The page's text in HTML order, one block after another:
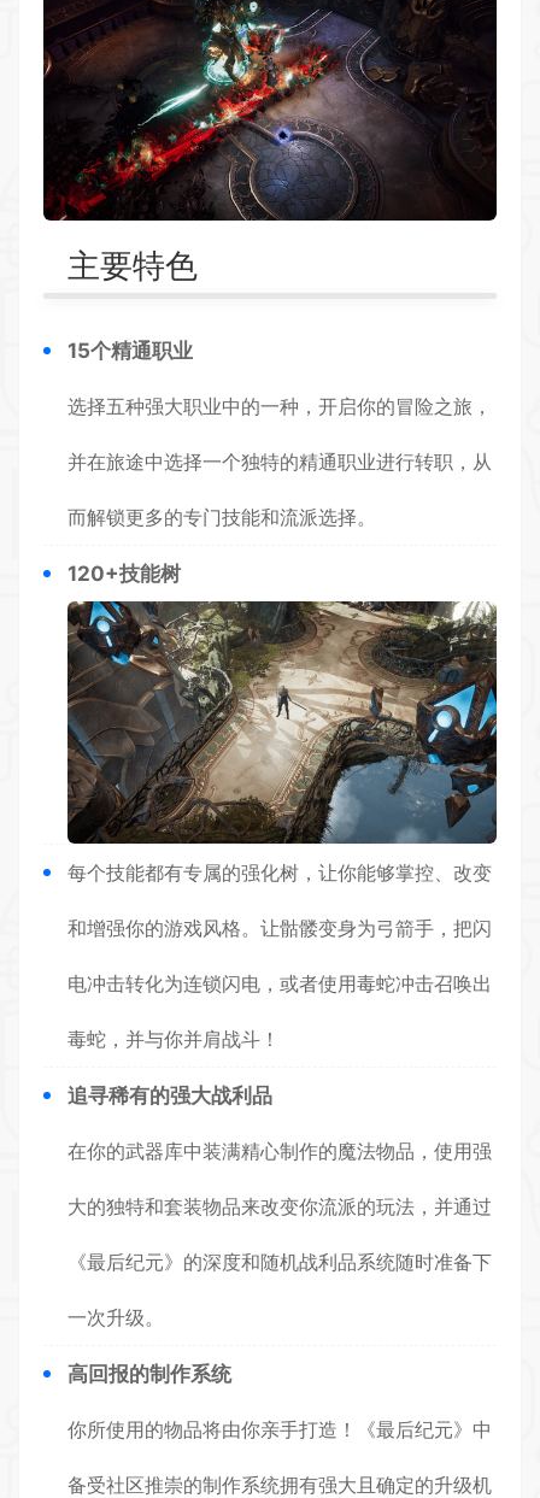
主要特色
15个精通职业
选择五种强大职业中的一种，开启你的冒险之旅，
并在旅途中选择一个独特的精通职业进行转职，从
而解锁更多的专门技能和流派选择。
120+技能树
每个技能都有专属的强化树，让你能够掌控、改变
和增强你的游戏风格。让骷髅变身为弓箭手，把闪
电冲击转化为连锁闪电，或者使用毒蛇冲击召唤出
毒蛇，并与你并肩战斗 ！
追寻稀有的强大战利品
在你的武器库中装满精心制作的魔法物品，使用强
大的独特和套装物品来改变你流派的玩法，并通过
《最后纪元》的深度和随机战利品系统随时准备下
一次升级。
高回报的制作系统
你所使用的物品将由你亲手打造！《最后纪元》中
备受社区推崇的制作系统拥有强大且确定的升级机